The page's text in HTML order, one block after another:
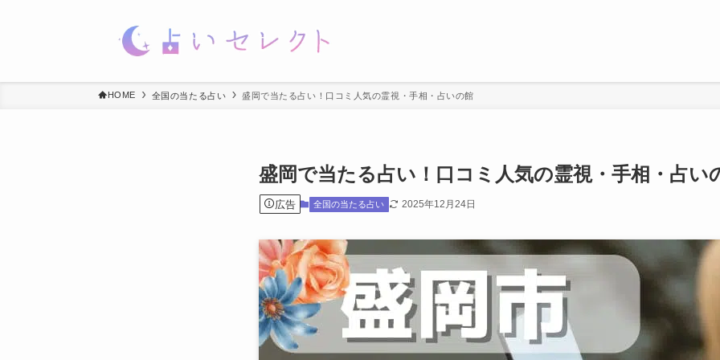
HOME 全国の当たる占い 盛岡で当たる占い！口コミ人気の霊視・手相・占いの館
盛岡で当たる占い！口コミ人気の霊視・手相・占い
広告 全国の当たる占い 2025年12月24日